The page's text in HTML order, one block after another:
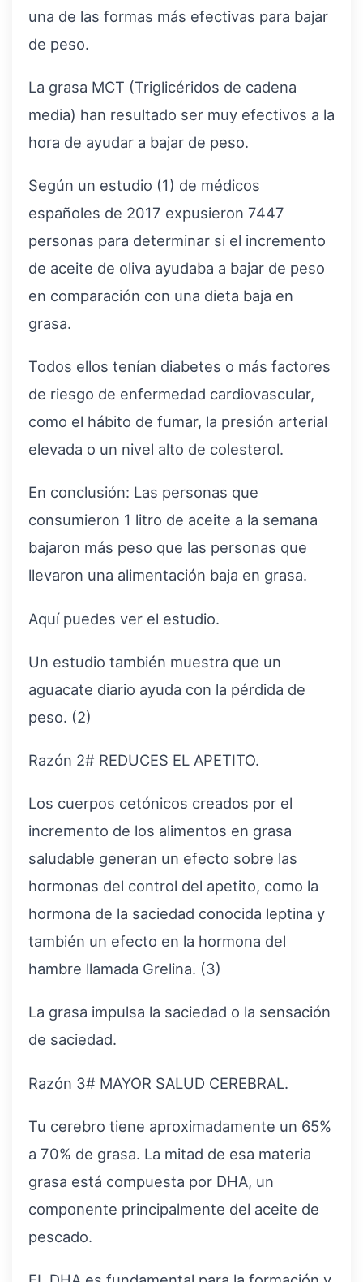
una de las formas más efectivas para bajar
de peso.
La grasa MCT (Triglicéridos de cadena
media) han resultado ser muy efectivos a la
hora de ayudar a bajar de peso.
Según un estudio (1) de médicos
españoles de 2017 expusieron 7447
personas para determinar si el incremento
de aceite de oliva ayudaba a bajar de peso
en comparación con una dieta baja en
grasa.
Todos ellos tenían diabetes o más factores
de riesgo de enfermedad cardiovascular,
como el hábito de fumar, la presión arterial
elevada o un nivel alto de colesterol.
En conclusión: Las personas que
consumieron 1 litro de aceite a la semana
bajaron más peso que las personas que
llevaron una alimentación baja en grasa.
Aquí puedes ver el estudio.
Un estudio también muestra que un
aguacate diario ayuda con la pérdida de
peso. (2)
Razón 2# REDUCES EL APETITO.
Los cuerpos cetónicos creados por el
incremento de los alimentos en grasa
saludable generan un efecto sobre las
hormonas del control del apetito, como la
hormona de la saciedad conocida leptina y
también un efecto en la hormona del
hambre llamada Grelina. (3)
La grasa impulsa la saciedad o la sensación
de saciedad.
Razón 3# MAYOR SALUD CEREBRAL.
Tu cerebro tiene aproximadamente un 65%
a 70% de grasa. La mitad de esa materia
grasa está compuesta por DHA, un
componente principalmente del aceite de
pescado.